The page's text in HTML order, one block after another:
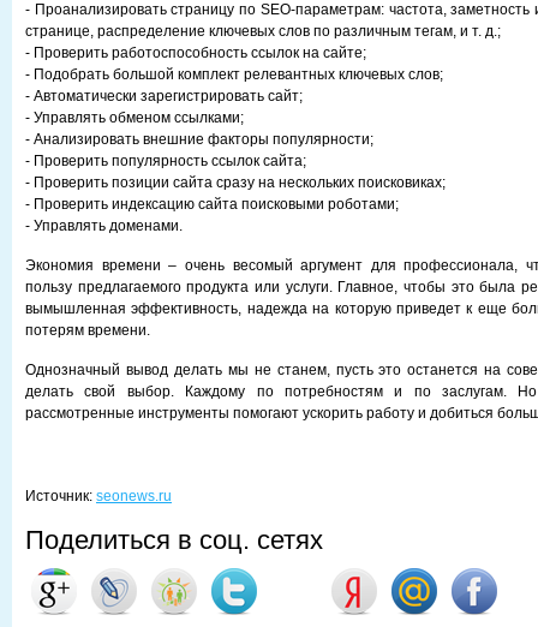
- Проанализировать страницу по SEO-параметрам: частота, заметность
странице, распределение ключевых слов по различным тегам, и т. д.;
- Проверить работоспособность ссылок на сайте;
- Подобрать большой комплект релевантных ключевых слов;
- Автоматически зарегистрировать сайт;
- Управлять обменом ссылками;
- Анализировать внешние факторы популярности;
- Проверить популярность ссылок сайта;
- Проверить позиции сайта сразу на нескольких поисковиках;
- Проверить индексацию сайта поисковыми роботами;
- Управлять доменами.
Экономия времени – очень весомый аргумент для профессионала,
пользу предлагаемого продукта или услуги. Главное, чтобы это была
вымышленная эффективность, надежда на которую приведет к еще
потерям времени.
Однозначный вывод делать мы не станем, пусть это останется на
делать свой выбор. Каждому по потребностям и по заслугам.
рассмотренные инструменты помогают ускорить работу и добиться
Источник: seonews.ru
Поделиться в соц. сетях